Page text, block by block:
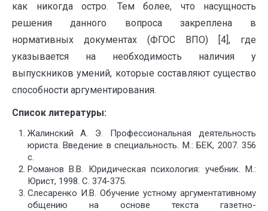
как никогда остро. Тем более, что насущность
решения данного вопроса закреплена в
нормативных документах (ФГОС ВПО) [4], где
указывается на необходимость наличия у
выпускников умений, которые составляют существо
способности аргументирования.
Список литературы:
Жалинский А. Э. Профессиональная деятельность
юриста. Введение в специальность. М.: БЕК, 2007. 356
с.
Романов В.В. Юридическая психология: учебник. М.:
Юрист, 1998. С. 374-375.
Слесаренко И.В. Обучение устному аргументативному
общению на основе текста газетно-